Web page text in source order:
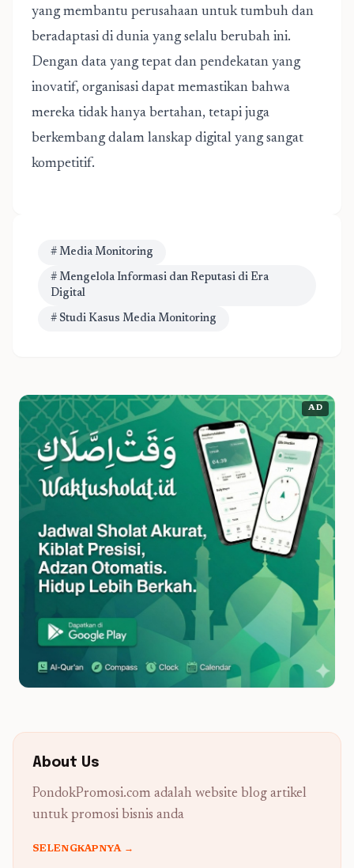
yang membantu perusahaan untuk tumbuh dan
beradaptasi di dunia yang selalu berubah ini.
Dengan data yang tepat dan pendekatan yang
inovatif, organisasi dapat memastikan bahwa
mereka tidak hanya bertahan, tetapi juga
berkembang dalam lanskap digital yang sangat
kompetitif.
# Media Monitoring
# Mengelola Informasi dan Reputasi di Era
Digital
# Studi Kasus Media Monitoring
AD
About Us
PondokPromosi.com adalah website blog artikel
untuk promosi bisnis anda
SELENGKAPNYA →